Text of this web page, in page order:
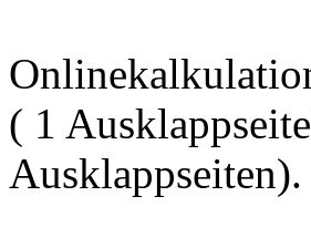
( 1
Ausklappseiten).